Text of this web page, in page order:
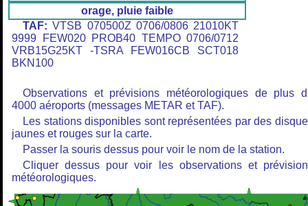
orage, pluie faible
TAF: VTSB 070500Z 0706/0806 21010KT
9999 FEW020 PROB40 TEMPO 0706/0712
VRB15G25KT -TSRA FEW016CB SCT018
BKN100
Observations et prévisions météorologiques de plus
4000 aéroports (messages METAR et TAF).
Les stations disponibles sont représentées par des
jaunes et rouges sur la carte.
Passer la souris dessus pour voir le nom de la station.
Cliquer dessus pour voir les observations et
météorologiques.